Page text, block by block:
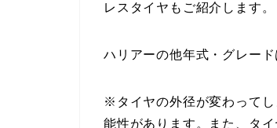
レスタイヤもご紹介します。
ハリアーの他年式・グレード
※タイヤの外径が変わって
能性があります。また、タ